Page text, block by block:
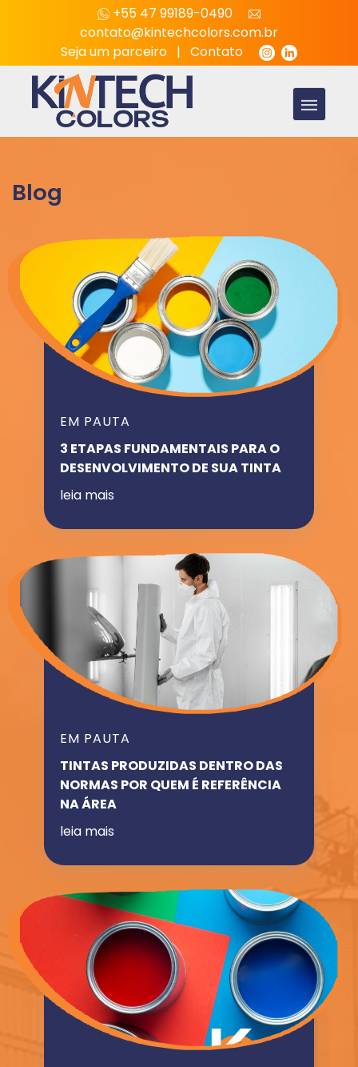
+55 47 99189-0490
contato@kintechcolors.com.br
Seja um parceiro | Contato
Blog
EM PAUTA
3 ETAPAS FUNDAMENTAIS PARA O
DESENVOLVIMENTO DE SUA TINTA
leia mais
EM PAUTA
TINTAS PRODUZIDAS DENTRO DAS
NORMAS POR QUEM É REFERÊNCIA
NA ÁREA
leia mais